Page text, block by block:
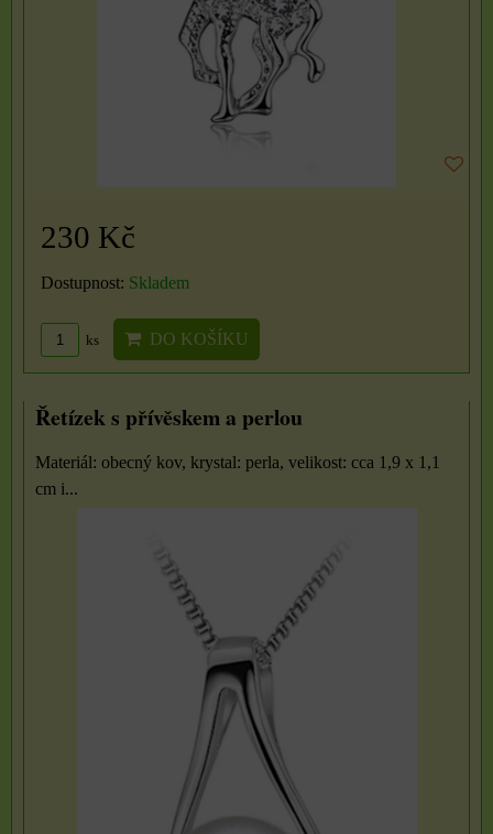
230 Kč
Dostupnost: Skladem
ks DO KOŠÍKU
Řetízek s přívěskem a perlou
Materiál: obecný kov, krystal: perla, velikost: cca 1,9 x 1,1
cm i...